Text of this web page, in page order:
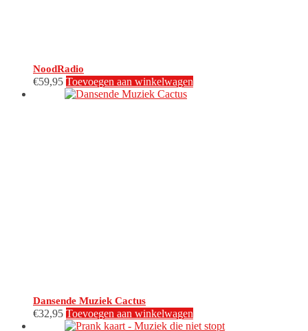
NoodRadio
€59,95 Toevoegen aan winkelwagen
Dansende Muziek Cactus
€32,95 Toevoegen aan winkelwagen